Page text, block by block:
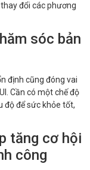
đổi các phương
sóc bản
định cũng đóng vai
Cần có một chế độ
độ để sức khỏe tốt,
tăng cơ hội
công